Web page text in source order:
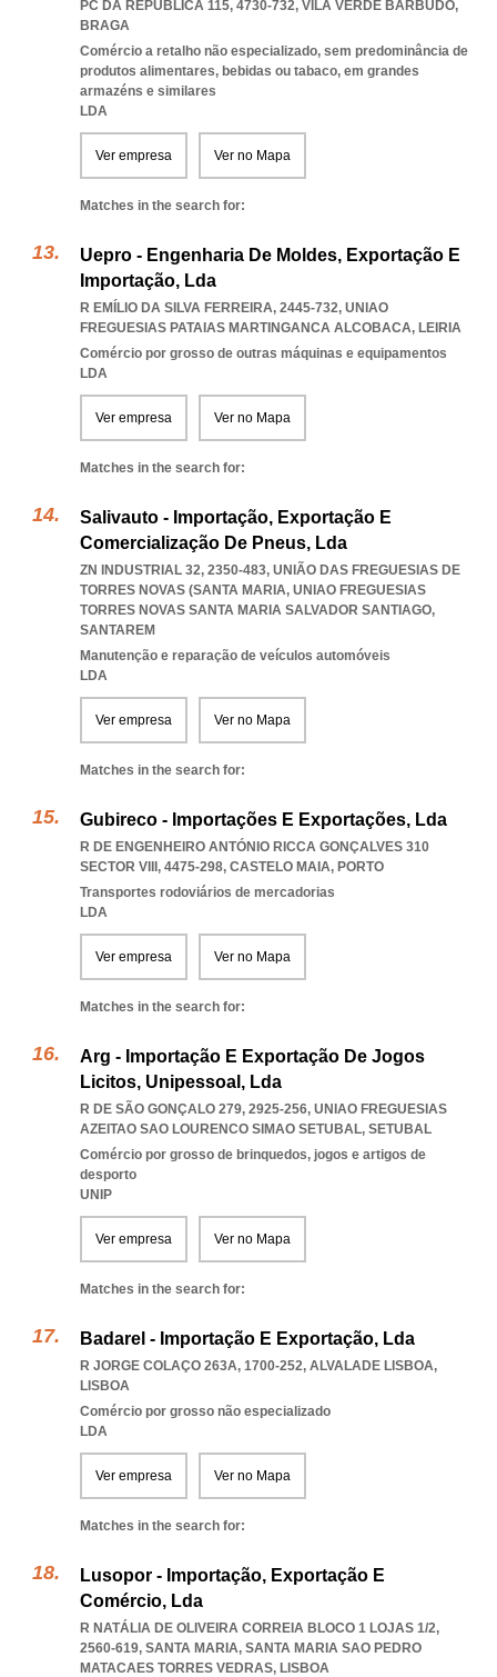
PC DA REPÚBLICA 115, 4730-732, VILA VERDE BARBUDO,
BRAGA
Comércio a retalho não especializado, sem predominância de
produtos alimentares, bebidas ou tabaco, em grandes
armazéns e similares
LDA
Ver empresa Ver no Mapa
Matches in the search for:
Uepro - Engenharia De Moldes, Exportação E
Importação, Lda
R EMÍLIO DA SILVA FERREIRA, 2445-732, UNIAO
FREGUESIAS PATAIAS MARTINGANCA ALCOBACA, LEIRIA
Comércio por grosso de outras máquinas e equipamentos
LDA
Ver empresa Ver no Mapa
Matches in the search for:
Salivauto - Importação, Exportação E
Comercialização De Pneus, Lda
ZN INDUSTRIAL 32, 2350-483, UNIÃO DAS FREGUESIAS DE
TORRES NOVAS (SANTA MARIA, UNIAO FREGUESIAS
TORRES NOVAS SANTA MARIA SALVADOR SANTIAGO,
SANTAREM
Manutenção e reparação de veículos automóveis
LDA
Ver empresa Ver no Mapa
Matches in the search for:
Gubireco - Importações E Exportações, Lda
R DE ENGENHEIRO ANTÓNIO RICCA GONÇALVES 310
SECTOR VIII, 4475-298, CASTELO MAIA, PORTO
Transportes rodoviários de mercadorias
LDA
Ver empresa Ver no Mapa
Matches in the search for:
Arg - Importação E Exportação De Jogos
Licitos, Unipessoal, Lda
R DE SÃO GONÇALO 279, 2925-256, UNIAO FREGUESIAS
AZEITAO SAO LOURENCO SIMAO SETUBAL, SETUBAL
Comércio por grosso de brinquedos, jogos e artigos de
desporto
UNIP
Ver empresa Ver no Mapa
Matches in the search for:
Badarel - Importação E Exportação, Lda
R JORGE COLAÇO 263A, 1700-252, ALVALADE LISBOA,
LISBOA
Comércio por grosso não especializado
LDA
Ver empresa Ver no Mapa
Matches in the search for:
Lusopor - Importação, Exportação E
Comércio, Lda
R NATÁLIA DE OLIVEIRA CORREIA BLOCO 1 LOJAS 1/2,
2560-619, SANTA MARIA, SANTA MARIA SAO PEDRO
MATACAES TORRES VEDRAS, LISBOA